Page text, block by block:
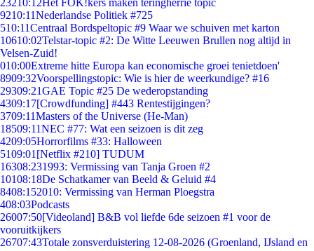
23210:12Het FOK!kers maken teringherrie topic
9210:11Nederlandse Politiek #725
510:11Centraal Bordspeltopic #9 Waar we schuiven met karton
10610:02Telstar-topic #2: De Witte Leeuwen Brullen nog altijd in
Velsen-Zuid!
010:00Extreme hitte Europa kan economische groei tenietdoen'
8909:32Voorspellingstopic: Wie is hier de weerkundige? #16
29309:21GAE Topic #25 De wederopstanding
4309:17[Crowdfunding] #443 Rentestijgingen?
3709:11Masters of the Universe (He-Man)
18509:11NEC #77: Wat een seizoen is dit zeg
4209:05Horrorfilms #33: Halloween
5109:01 [Netflix #210] TUDUM
16308:231993: Vermissing van Tanja Groen #2
10108:18De Schatkamer van Beeld & Geluid #4
8408:152010: Vermissing van Herman Ploegstra
408:03Podcasts
26007:50[Videoland] B&B vol liefde 6de seizoen #1 voor de
vooruitkijkers
26707:43Totale zonsverduistering 12-08-2026 (Groenland, IJsland en